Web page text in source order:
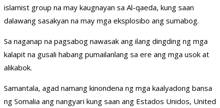
islamist group na may kaugnayan sa Al-qaeda, kung saan
dalawang sasakyan na may mga eksplosibo ang sumabog.
Sa naganap na pagsabog nawasak ang ilang dingding ng mga
kalapit na gusali habang pumailanlang sa ere ang mga usok at
alikabok.
Samantala, agad namang kinondena ng mga kaalyadong bansa
ng Somalia ang nangyari kung saan ang Estados Unidos, United